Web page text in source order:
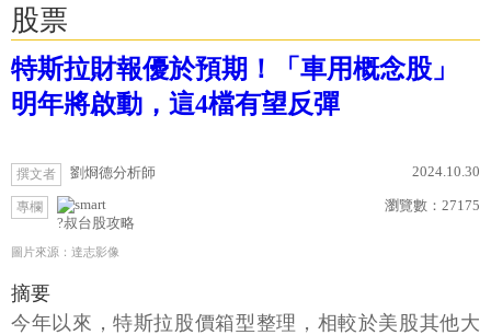
股票
特斯拉財報優於預期！「車用概念股」
明年將啟動，這4檔有望反彈
撰文者 劉烱德分析師 2024.10.30
專欄
?叔台股攻略
瀏覽數： 27175
圖片來源：達志影像
摘要
今年以來，特斯拉股價箱型整理，相較於美股其他大